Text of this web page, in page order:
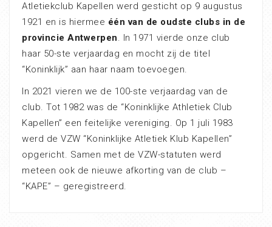
Atletiekclub Kapellen werd gesticht op 9 augustus
1921 en is hiermee één van de oudste clubs in de
provincie Antwerpen. In 1971 vierde onze club
haar 50-ste verjaardag en mocht zij de titel
“Koninklijk” aan haar naam toevoegen.
In 2021 vieren we de 100-ste verjaardag van de
club. Tot 1982 was de “Koninklijke Athletiek Club
Kapellen” een feitelijke vereniging. Op 1 juli 1983
werd de VZW “Koninklijke Atletiek Klub Kapellen”
opgericht. Samen met de VZW-statuten werd
meteen ook de nieuwe afkorting van de club –
“KAPE” – geregistreerd.